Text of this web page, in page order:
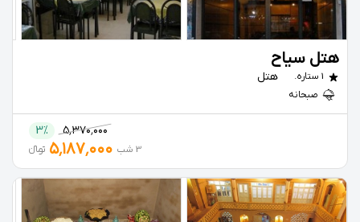
هتل سیاح
1 ستاره. هتل
صبحانه
۵٬۳۷۰٬۰۰۰ 3%
3 شب ۵٬۱۸۷٬۰۰۰ تومانءءء